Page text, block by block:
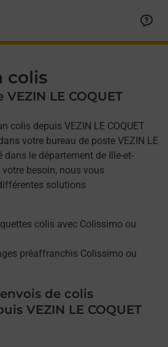
colis
LE COQUET
colis depuis VEZIN LE COQUET
votre bureau de poste VEZIN LE
dans le département de Ille-et-
besoin, nous vous
solutions
colis avec Colissimo ou
préaffranchis Colissimo ou
de colis
VEZIN LE COQUET